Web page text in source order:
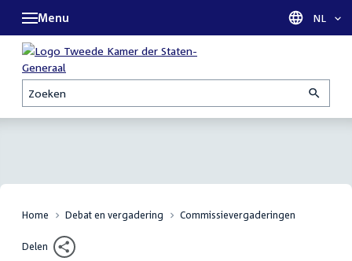
Zoeken
Menu Taal
NL
Home Debat en vergadering Commissievergaderingen
Delen